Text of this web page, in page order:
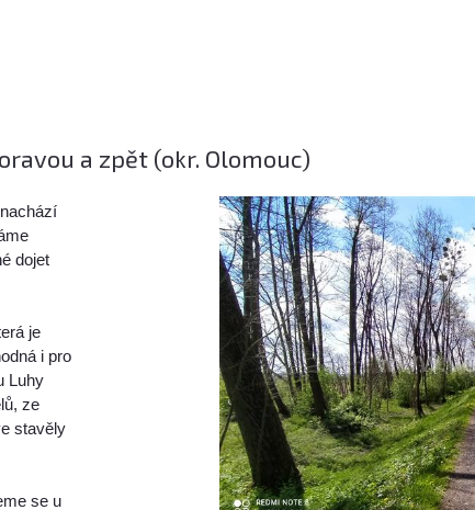
a zpět (okr. Olomouc)
dojet
je
i pro
Luhy
ze
stavěly
se u